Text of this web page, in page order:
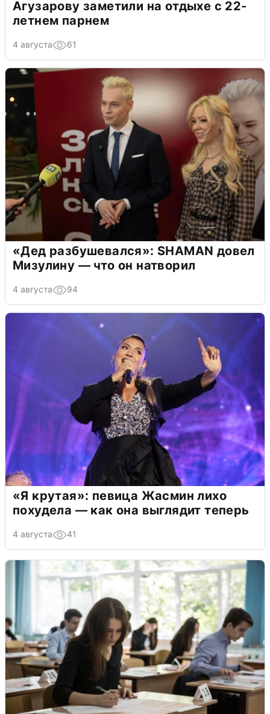
Агузарову заметили на отдыхе с 22-
летнем парнем
4 августа 61
«Дед разбушевался»: SHAMAN довел
Мизулину — что он натворил
4 августа 94
«Я крутая»: певица Жасмин лихо
похудела — как она выглядит теперь
4 августа 41